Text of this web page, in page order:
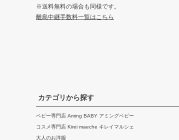
※送料無料の場合も同様です。
離島中継手数料一覧はこちら
カテゴリから探す
ベビー専門店 Aming BABY アミングベビー
コスメ専門店 Kirei maeche キレイマルシェ
大人のお洋服